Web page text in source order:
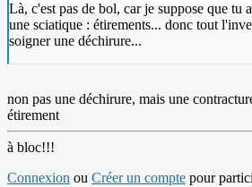
Là, c'est pas de bol, car je suppose que tu
une sciatique : étirements... donc tout
soigner une déchirure...
non pas une déchirure, mais une
étirement
à bloc!!!
Connexion ou Créer un compte pour